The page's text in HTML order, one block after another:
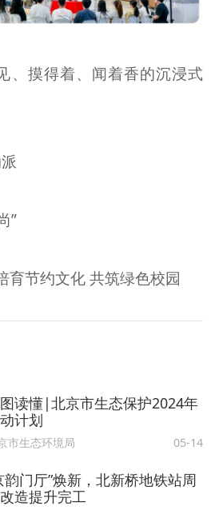
、摸得着、闻着香的沉浸式
”
育节约文化 共筑绿色校园
读懂|北京市生态保护2024年
计划
市生态环境局 05-14
韵门厅”焕新，北新桥地铁站周
造提升完工